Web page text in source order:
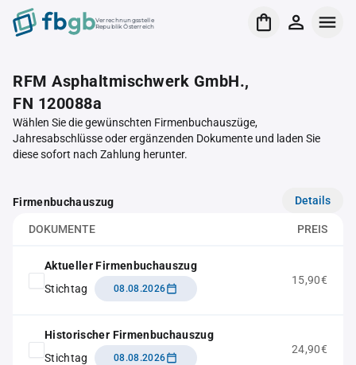
Verrechnungsstelle
Republik Österreich
RFM Asphaltmischwerk GmbH.,
FN 120088a
Wählen Sie die gewünschten Firmenbuchauszüge,
Jahresabschlüsse oder ergänzenden Dokumente und laden Sie
diese sofort nach Zahlung herunter.
Firmenbuchauszug Details
DOKUMENTE PREIS
Aktueller Firmenbuchauszug
Stichtag
08.08.2026
15,90€
Historischer Firmenbuchauszug
Stichtag
08.08.2026
24,90€